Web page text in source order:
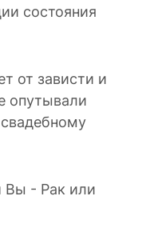
состояния
от зависти и
опутывали
Вы - Рак или